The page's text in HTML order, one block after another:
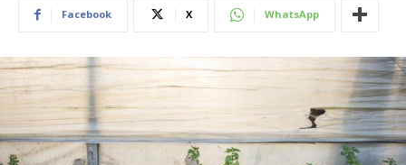
Facebook X WhatsApp